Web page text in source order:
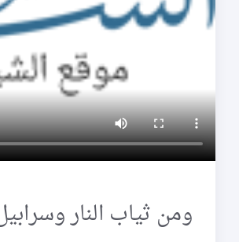
ومن ثياب النار